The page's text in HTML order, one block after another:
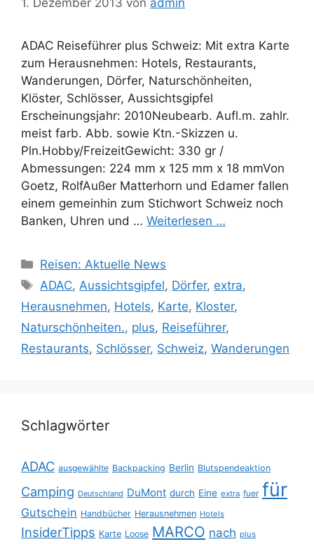
ADAC Reiseführer plus Schweiz: Mit extra Karte
zum Herausnehmen: Hotels, Restaurants,
Wanderungen, Dörfer, Naturschönheiten,
Klöster, Schlösser, Aussichtsgipfel
Erscheinungsjahr: 2010Neubearb. Aufl.m. zahlr.
meist farb. Abb. sowie Ktn.-Skizzen u.
Pln.Hobby/FreizeitGewicht: 330 gr /
Abmessungen: 224 mm x 125 mm x 18 mmVon
Goetz, RolfAußer Matterhorn und Edamer fallen
einem gemeinhin zum Stichwort Schweiz noch
Banken, Uhren und … Weiterlesen …
Kategorien
Reisen: Aktuelle News
Schlagwörter
ADAC, Aussichtsgipfel, Dörfer, extra,
Herausnehmen, Hotels, Karte, Kloster,
Naturschönheiten., plus, Reiseführer,
Restaurants, Schlösser, Schweiz, Wanderungen
Schlagwörter
ADAC ausgewählte Backpacking Berlin Blutspendeaktion
Camping Deutschland DuMont durch Eine extra fuer für
Gutschein Handbücher Herausnehmen Hotels
InsiderTipps Karte Loose MARCO nach plus